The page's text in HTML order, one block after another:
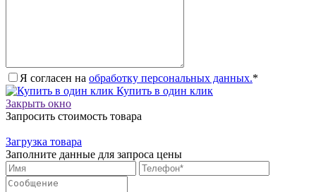
Я согласен на обработку персональных данных.*
Купить в один клик
Закрыть окно
Запросить стоимость товара
Загрузка товара
Заполните данные для запроса цены